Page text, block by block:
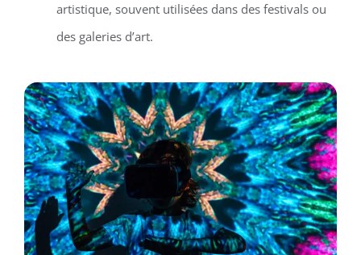
artistique, souvent utilisées dans des festivals ou
des galeries d’art.